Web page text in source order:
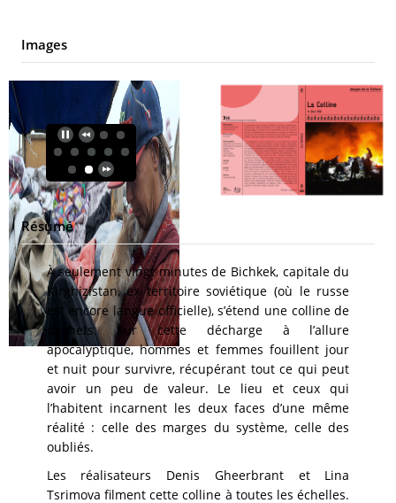
Images
Résumé
À seulement vingt minutes de Bichkek, capitale du
Kirghizistan, ex territoire soviétique (où le russe
est encore langue officielle), s’étend une colline de
déchets. Sur cette décharge à l’allure
apocalyptique, hommes et femmes fouillent jour
et nuit pour survivre, récupérant tout ce qui peut
avoir un peu de valeur. Le lieu et ceux qui
l’habitent incarnent les deux faces d’une même
réalité : celle des marges du système, celle des
oubliés.
Les réalisateurs Denis Gheerbrant et Lina
Tsrimova filment cette colline à toutes les échelles.